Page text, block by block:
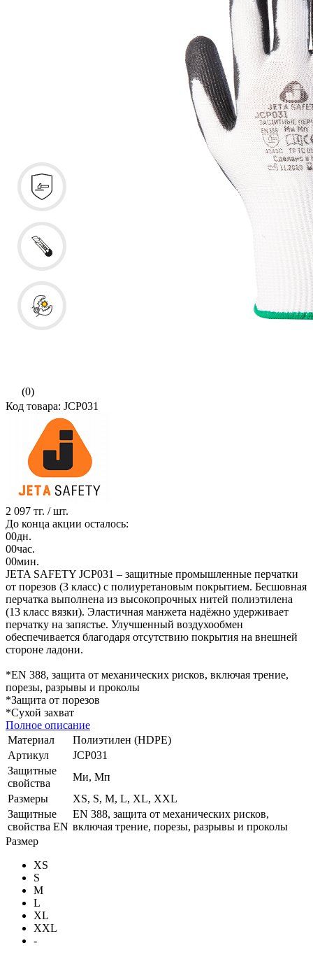
(0)
Код товара: JCP031
2 097 тг. / шт.
До конца акции осталось:
00дн.
00час.
00мин.
JETA SAFETY JCP031 – защитные промышленные перчатки
от порезов (3 класс) с полиуретановым покрытием. Бесшовная
перчатка выполнена из высокопрочных нитей полиэтилена
(13 класс вязки). Эластичная манжета надёжно удерживает
перчатку на запястье. Улучшенный воздухообмен
обеспечивается благодаря отсутствию покрытия на внешней
стороне ладони.
*EN 388, защита от механических рисков, включая трение,
порезы, разрывы и проколы
*Защита от порезов
*Сухой захват
Полное описание
Материал
Полиэтилен (HDPE)
Артикул
JCP031
Защитные
свойства
Ми, Мп
Размеры
XS, S, M, L, XL, XXL
Защитные
свойства EN
EN 388, защита от механических рисков,
включая трение, порезы, разрывы и проколы
Размер
XS
S
M
L
XL
XXL
-